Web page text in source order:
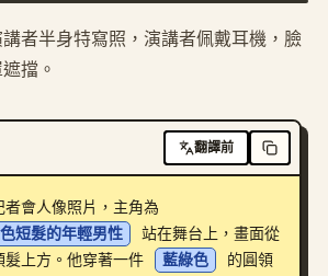
者半身特寫照，演講者佩戴耳機，臉
擋。
翻譯前
者會人像照片，主角為
短髮的年輕男性
站在舞台上，畫面從
髮上方。他穿著一件
藍綠色
的圓領